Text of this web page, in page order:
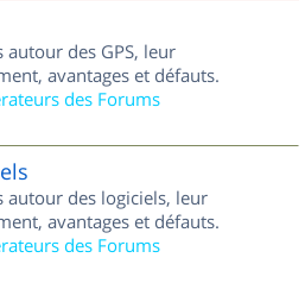
autour des GPS, leur
avantages et défauts.
des Forums
autour des logiciels, leur
avantages et défauts.
des Forums